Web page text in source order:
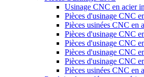
Usinage CNC en acier
Pièces d'usinage CNC
Pièces usinées CNC en
Pièces d'usinage CNC
Pièces d'usinage CNC
Pièces d'usinage CNC
Pièces d'usinage CNC
Pièces usinées CNC en